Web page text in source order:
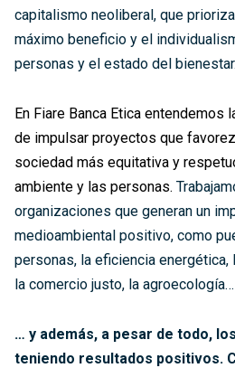
capitalismo neoliberal, que
máximo beneficio y el
personas y el estado del bienestar.
En Fiare Banca Etica entendemos
de impulsar proyectos que
sociedad más equitativa y
ambiente y las personas.
organizaciones que generan un
medioambiental positivo, como
personas, la eficiencia energética,
la comercio justo, la agroecología…
… y además, a pesar de todo,
teniendo resultados positivos.